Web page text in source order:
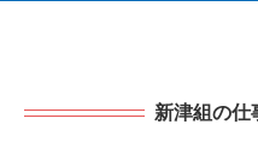
新津組の仕